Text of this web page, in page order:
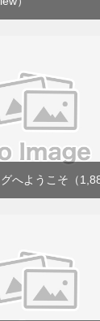
へようこそ （